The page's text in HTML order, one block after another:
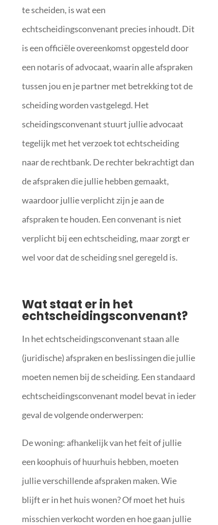
te scheiden, is wat een
echtscheidingsconvenant precies inhoudt. Dit
is een officiële overeenkomst opgesteld door
een notaris of advocaat, waarin alle afspraken
tussen jou en je partner met betrekking tot de
scheiding worden vastgelegd. Het
scheidingsconvenant stuurt jullie advocaat
tegelijk met het verzoek tot echtscheiding
naar de rechtbank. De rechter bekrachtigt dan
de afspraken die jullie hebben gemaakt,
waardoor jullie verplicht zijn je aan de
afspraken te houden. Een convenant is niet
verplicht bij een echtscheiding, maar zorgt er
wel voor dat de scheiding snel geregeld is.
Wat staat er in het
echtscheidingsconvenant?
In het echtscheidingsconvenant staan alle
(juridische) afspraken en beslissingen die jullie
moeten nemen bij de scheiding. Een standaard
echtscheidingsconvenant model bevat in ieder
geval de volgende onderwerpen:
De woning: afhankelijk van het feit of jullie
een koophuis of huurhuis hebben, moeten
jullie verschillende afspraken maken. Wie
blijft er in het huis wonen? Of moet het huis
misschien verkocht worden en hoe gaan jullie